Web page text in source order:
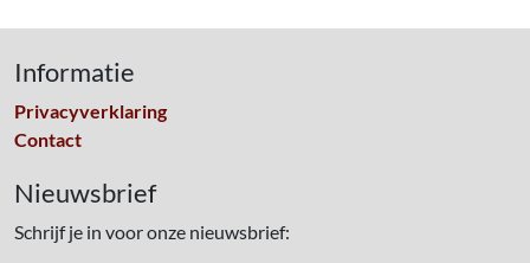
Informatie
Privacyverklaring
Contact
Nieuwsbrief
Schrijf je in voor onze nieuwsbrief: